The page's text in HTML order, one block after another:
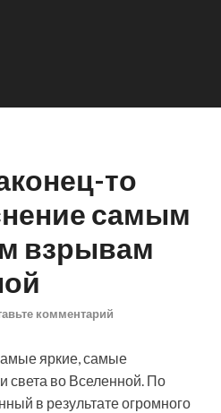
то
самым
взрывам
комментарий
яркие, самые
света во Вселенной. По
в результате огромного